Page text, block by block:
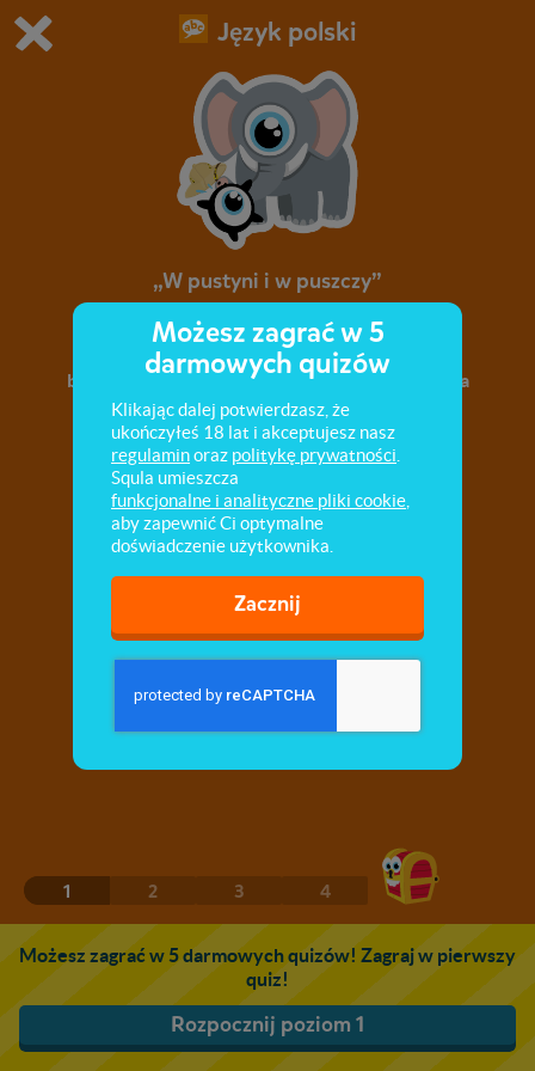
Grasz w wersję demonstracyjną Squli
Kup teraz!
0
Język polski
„W pustyni i w puszczy”
Pytania o świat przedstawiony (czas, miejsca,
bohaterów, wydarzenia). Analiza i interpretacja
fragmentów.
1 2 3 4
Możesz zagrać w 5 darmowych quizów! Zagraj w pierwszy
quiz!
Rozpocznij poziom 1
Możesz zagrać w 5
darmowych quizów
Klikając dalej potwierdzasz, że
ukończyłeś 18 lat i akceptujesz nasz
regulaminoraz politykę prywatności
Squla umieszcza
funkcjonalne i analityczne pliki cookie
aby zapewnić Ci optymalne
doświadczenie użytkownika.
Zacznij